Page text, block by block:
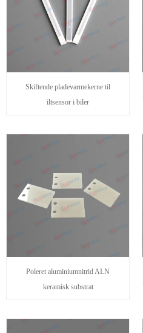
Skiftende pladevarmekerne til
iltsensor i biler
Poleret aluminiumnitrid ALN
keramisk substrat